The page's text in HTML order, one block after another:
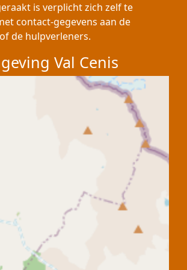
is verplicht zich zelf te
contact-gegevens aan de
de hulpverleners.
Val Cenis